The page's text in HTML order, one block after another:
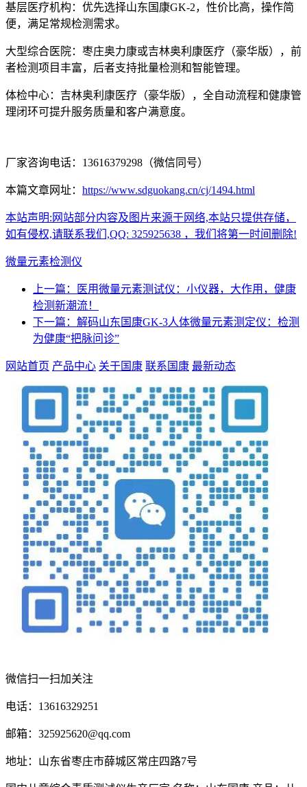
基层医疗机构：优先选择山东国康GK-2，性价比高，操作简
便，满足常规检测需求。
大型综合医院：枣庄奥力康或吉林奥利康医疗（豪华版），前
者检测项目丰富，后者支持批量检测和智能管理。
体检中心： 吉林奥利康医疗（豪华版），全自动流程和健康管
理闭环可提升服务质量和客户满意度。
厂家咨询电话：13616379298（微信同号）
本篇文章网址： https://www.sdguokang.cn/cj/1494.html
本站声明:网站部分内容及图片来源于网络,本站只提供存储，
如有侵权,请联系我们,QQ: 325925638 ，我们将第一时间删除!
微量元素检测仪
上一篇：医用微量元素测试仪：小仪器，大作用，健康
检测新潮流！
下一篇：解码山东国康GK-3人体微量元素测定仪：检测
为健康“把脉问诊”
网站首页 产品中心 关于国康 联系国康 最新动态
微信扫一扫加关注
电话：13616329251
邮箱：325925620@qq.com
地址：山东省枣庄市薛城区常庄四路7号